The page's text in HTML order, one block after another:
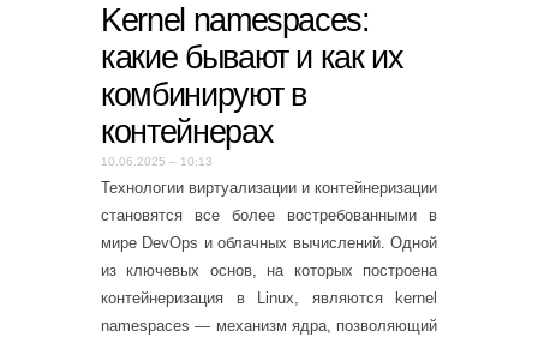
Kernel namespaces:
какие бывают и как их
комбинируют в
контейнерах
10.06.2025 – 10:13
Технологии виртуализации и контейнеризации
становятся все более востребованными в
мире DevOps и облачных вычислений. Одной
из ключевых основ, на которых построена
контейнеризация в Linux, являются kernel
namespaces — механизм ядра, позволяющий